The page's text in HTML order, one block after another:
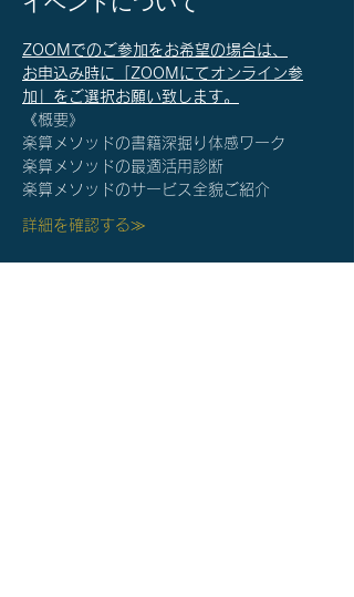
ZOOMでのご参加をお希望の場合は、
お申込み時に「ZOOMにてオンライン参
加」をご選択お願い致します。
《概要》
楽算メソッドの書籍深掘り体感ワーク
楽算メソッドの最適活用診断
楽算メソッドのサービス全貌ご紹介
詳細を確認する≫